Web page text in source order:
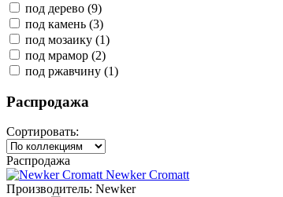
под дерево (9)
под камень (3)
под мозаику (1)
под мрамор (2)
под ржавчину (1)
Распродажа
Сортировать:
Распродажа
Newker Cromatt
Производитель: Newker